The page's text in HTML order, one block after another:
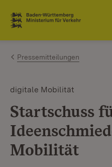
Zum Inhalt springen
Link zur Startseite
Pressemitteilungen
digitale Mobilität
Startschuss
Mobilität